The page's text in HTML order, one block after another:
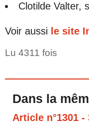
Clotilde Valter,
Voir aussi le site
Lu 4311 fois
Dans la
Article n°1301 -